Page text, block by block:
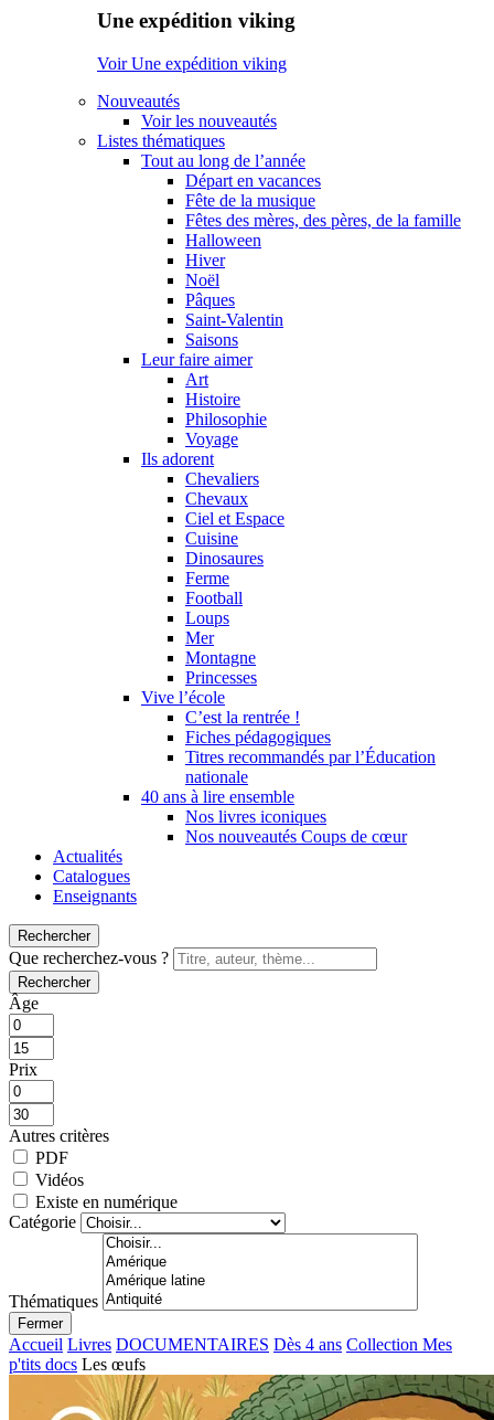
Une expédition viking
Voir Une expédition viking
Nouveautés
Voir les nouveautés
Listes thématiques
Tout au long de l’année
Départ en vacances
Fête de la musique
Fêtes des mères, des pères, de la famille
Halloween
Hiver
Noël
Pâques
Saint-Valentin
Saisons
Leur faire aimer
Art
Histoire
Philosophie
Voyage
Ils adorent
Chevaliers
Chevaux
Ciel et Espace
Cuisine
Dinosaures
Ferme
Football
Loups
Mer
Montagne
Princesses
Vive l’école
C’est la rentrée !
Fiches pédagogiques
Titres recommandés par l’Éducation
nationale
40 ans à lire ensemble
Nos livres iconiques
Nos nouveautés Coups de cœur
Actualités
Catalogues
Enseignants
Rechercher
Que recherchez-vous ?
Rechercher
Âge
Prix
Autres critères
PDF
Vidéos
Existe en numérique
Catégorie
Thématiques
Fermer
Accueil Livres DOCUMENTAIRES Dès 4 ans Collection Mes
p'tits docs Les œufs